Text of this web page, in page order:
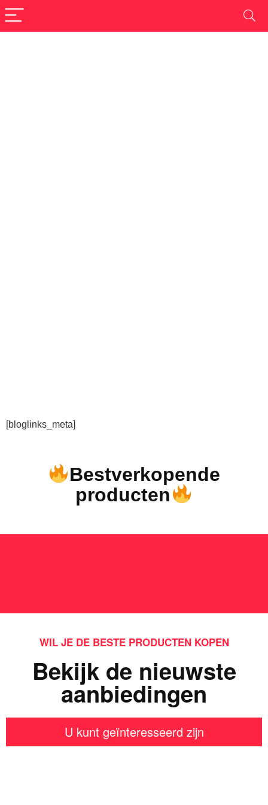
[bloglinks_meta]
Bestverkopende
producten
WIL JE DE BESTE PRODUCTEN KOPEN
Bekijk de nieuwste
aanbiedingen
U kunt geïnteresseerd zijn